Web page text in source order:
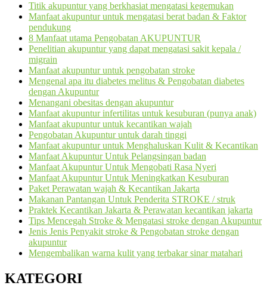
Titik akupuntur yang berkhasiat mengatasi kegemukan
Manfaat akupuntur untuk mengatasi berat badan & Faktor
pendukung
8 Manfaat utama Pengobatan AKUPUNTUR
Penelitian akupuntur yang dapat mengatasi sakit kepala /
migrain
Manfaat akupuntur untuk pengobatan stroke
Mengenal apa itu diabetes melitus & Pengobatan diabetes
dengan Akupuntur
Menangani obesitas dengan akupuntur
Manfaat akupuntur infertilitas untuk kesuburan (punya anak)
Manfaat akupuntur untuk kecantikan wajah
Pengobatan Akupuntur untuk darah tinggi
Manfaat akupuntur untuk Menghaluskan Kulit & Kecantikan
Manfaat Akupuntur Untuk Pelangsingan badan
Manfaat Akupuntur Untuk Mengobati Rasa Nyeri
Manfaat Akupuntur Untuk Meningkatkan Kesuburan
Paket Perawatan wajah & Kecantikan Jakarta
Makanan Pantangan Untuk Penderita STROKE / struk
Praktek Kecantikan Jakarta & Perawatan kecantikan jakarta
Tips Mencegah Stroke & Mengatasi stroke dengan Akupuntur
Jenis Jenis Penyakit stroke & Pengobatan stroke dengan
akupuntur
Mengembalikan warna kulit yang terbakar sinar matahari
KATEGORI